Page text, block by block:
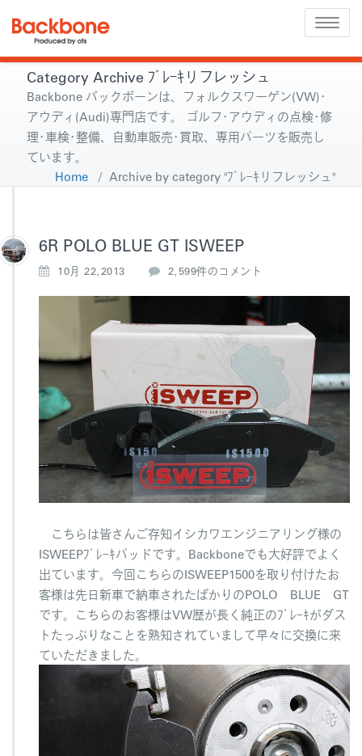
Toggle
Category Archive ﾌﾞﾚｰｷリフレッシュ
Backbone バックボーンは、フォルクスワーゲン(VW)･
アウディ(Audi)専門店です。 ゴルフ･アウディの点検･修
理･車検･整備、自動車販売･買取、専用パーツを販売し
ています。
Home / Archive by category "ﾌﾞﾚｰｷリフレッシュ"
6R POLO BLUE GT ISWEEP
10月 22,2013
6
L
L
U
E
G
T
I
S
W
E
P
へ
の
2,599件のコメント
こちらは皆さんご存知イシカワエンジニアリング様の
ISWEEPﾌﾞﾚｰｷパッドです。Backboneでも大好評でよく
出ています。今回こちらのISWEEP1500を取り付けたお
客様は先日新車で納車されたばかりのPOLO BLUE GT
です。こちらのお客様はVW歴が長く純正のﾌﾞﾚｰｷがダス
トたっぷりなことを熟知されていまして早々に交換に来
ていただきました。